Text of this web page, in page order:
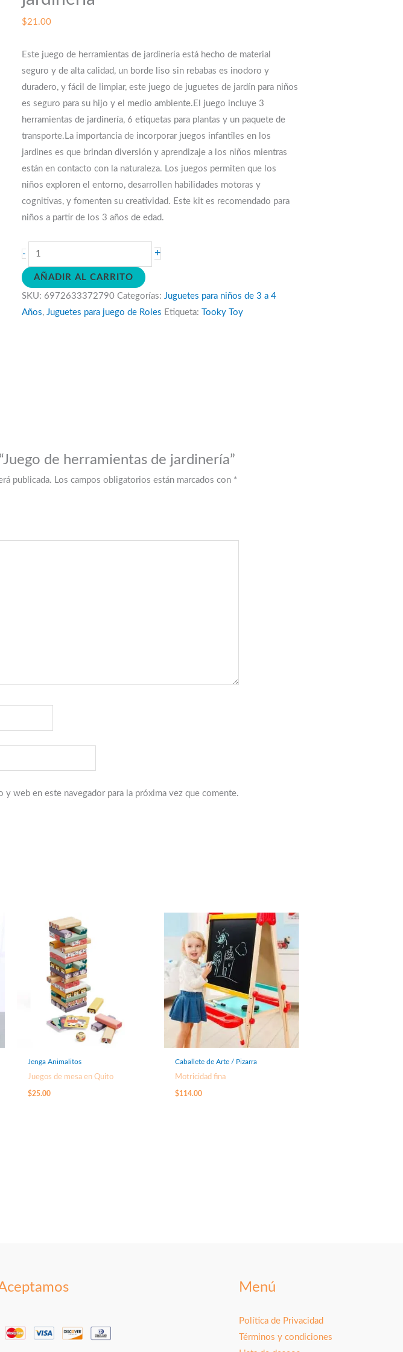
$21.00
Este juego de herramientas de jardinería está hecho de material
seguro y de alta calidad, un borde liso sin rebabas es inodoro y
duradero, y fácil de limpiar, este juego de juguetes de jardín para niños
es seguro para su hijo y el medio ambiente.El juego incluye 3
herramientas de jardinería, 6 etiquetas para plantas y un paquete de
transporte.La importancia de incorporar juegos infantiles en los
jardines es que brindan diversión y aprendizaje a los niños mientras
están en contacto con la naturaleza. Los juegos permiten que los
niños exploren el entorno, desarrollen habilidades motoras y
cognitivas, y fomenten su creatividad. Este kit es recomendado para
niños a partir de los 3 años de edad.
-
Juego
de
herramientas
de
jardinería
+
AÑADIR AL CARRITO
SKU: 6972633372790 Categorías: Juguetes para niños de 3 a 4
Años, Juguetes para juego de Roles Etiqueta: Tooky Toy
de herramientas de jardinería”
publicada. Los campos obligatorios están marcados con *
web en este navegador para la próxima vez que comente.
Jenga Animalitos
Juegos de mesa en Quito
$25.00
Caballete de Arte / Pizarra
Motricidad fina
$114.00
Menú
Política de Privacidad
Términos y condiciones